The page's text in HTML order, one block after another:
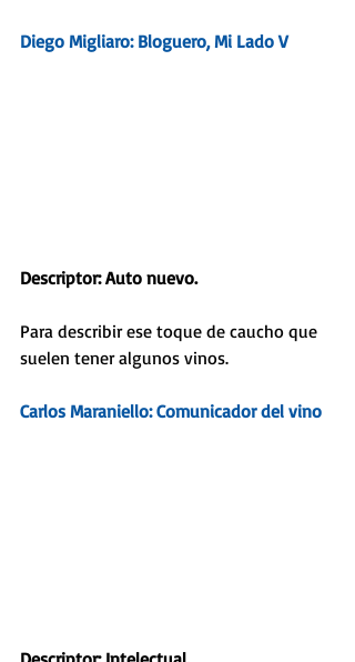
Diego Migliaro: Bloguero, Mi Lado V
Descriptor: Auto nuevo.
Para describir ese toque de caucho que
suelen tener algunos vinos.
Carlos Maraniello: Comunicador del vino